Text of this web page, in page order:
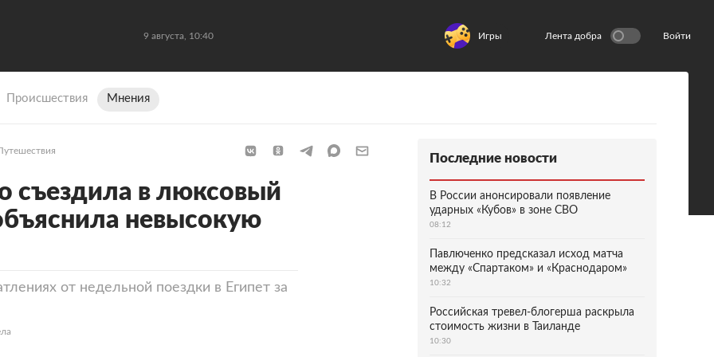
9 августа, 10:40 Игры Лента добра Войти
Происшествия Мнения
съездила в люксовый
невысокую
от недельной поездки в Египет за
Последние новости
В России анонсировали появление
ударных «Кубов» в зоне СВО
08:12
Павлюченко предсказал исход матча
между «Спартаком» и «Краснодаром»
10:32
Российская тревел-блогерша раскрыла
стоимость жизни в Таиланде
10:30